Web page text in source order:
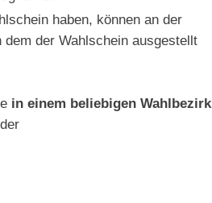
haben, können an der
der Wahlschein ausgestellt
in einem beliebigen Wahlbezirk